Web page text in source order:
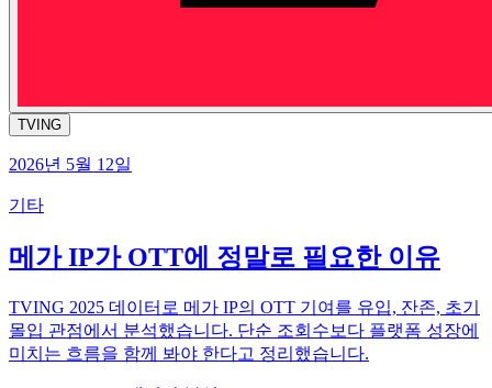
TVING
2026년 5월 12일
기타
메가 IP가 OTT에 정말로 필요한 이유
TVING 2025 데이터로 메가 IP의 OTT 기여를 유입, 잔존, 초기
몰입 관점에서 분석했습니다. 단순 조회수보다 플랫폼 성장에
미치는 흐름을 함께 봐야 한다고 정리했습니다.